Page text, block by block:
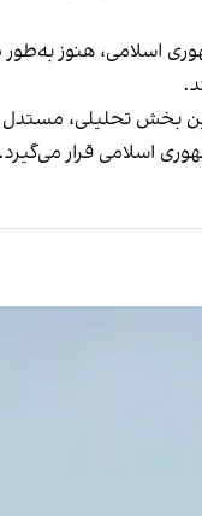
اسلامی، هنوز
بخش تحلیلی، مستدل
اسلامی قرار می‌گیرد.